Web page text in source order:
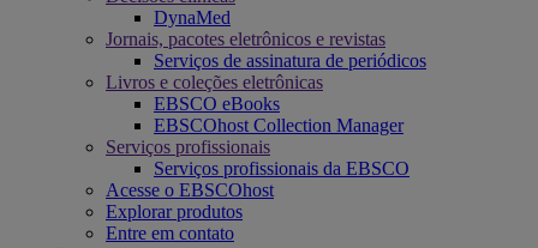
DynaMed
Jornais, pacotes eletrônicos e revistas
Serviços de assinatura de periódicos
Livros e coleções eletrônicas
EBSCO eBooks
EBSCOhost Collection Manager
Serviços profissionais
Serviços profissionais da EBSCO
Acesse o EBSCOhost
Explorar produtos
Entre em contato